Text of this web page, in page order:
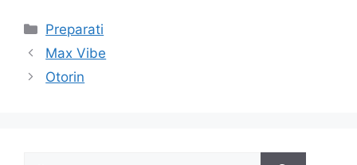
Categories
Preparati
Max Vibe
Otorin